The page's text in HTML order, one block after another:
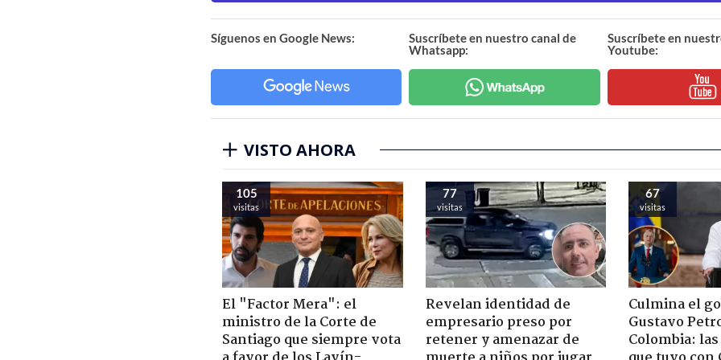
Síguenos en Google News:
Suscríbete en nuestro canal de
Whatsapp:
Suscríbete en
Youtube:
VISTO AHORA
105
visitas
El "Factor Mera": el
ministro de la Corte de
Santiago que siempre vota
77
visitas
Revelan identidad de
empresario preso por
retener y amenazar de
67
visitas
Culmina el
Gustavo
Colombia: